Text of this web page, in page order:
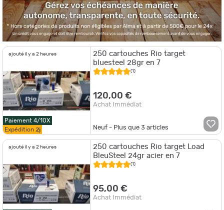
ajouté il y a 2 heures
Paiement 4/10X
Expédition 2j
250 cartouches Rio target
bluesteel 28gr en 7
(1)
120,00 €
Achat Immédiat
Neuf - Plus que3 articles
ajouté il y a 2 heures
250 cartouches Rio target Load
BleuSteel 24gr acier en 7
(1)
95,00 €
Achat Immédiat